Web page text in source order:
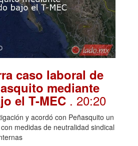
caso laboral de
mediante
el T-MEC . 20:20
y acordó con Peñasquito un
medidas de neutralidad sindical